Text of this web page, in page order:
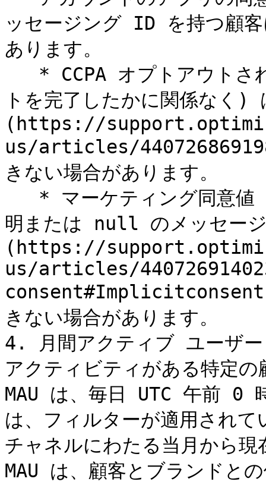
ッセージング ID を持つ顧
あります。
トを完了したかに関係なく
(https://
us/articles/
きない場合があります。
明または null のメッセー
(https://
us/articles/
consent#Implicitconsent)
きない場合があります。
4. 月間アクティブ ユーザ
アクティビティがある特定
MAU は、毎日 UTC 午前 0
は、フィルターが適用され
チャネルにわたる当月から
MAU は、顧客とブランドと